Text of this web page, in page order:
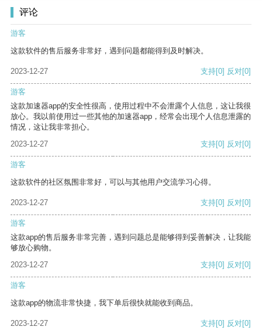
评论
游客
这款软件的售后服务非常好，遇到问题都能得到及时解决。
2023-12-27 支持[0] 反对[0]
游客
这款加速器app的安全性很高，使用过程中不会泄露个人信息，这让我很
放心。我以前使用过一些其他的加速器app，经常会出现个人信息泄露的
情况，这让我非常担心。
2023-12-27
支持[0] 反对[0]
游客
这款软件的社区氛围非常好，可以与其他用户交流学习心得。
2023-12-27 支持[0] 反对[0]
游客
这款app的售后服务非常完善，遇到问题总是能够得到妥善解决，让我能
够放心购物。
2023-12-27
支持[0] 反对[0]
游客
这款app的物流非常快捷，我下单后很快就能收到商品。
2023-12-27 支持[0] 反对[0]